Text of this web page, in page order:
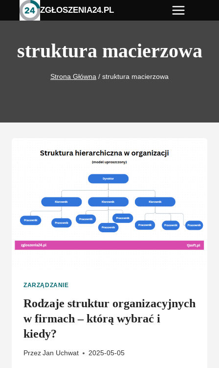
Przejdź
do
ZGŁOSZENIA24.PL
struktura macierzowa
Strona Główna / struktura macierzowa
ZARZĄDZANIE
Rodzaje struktur organizacyjnych
w firmach – którą wybrać i
kiedy?
Przez Jan Uchwat 2025-05-05